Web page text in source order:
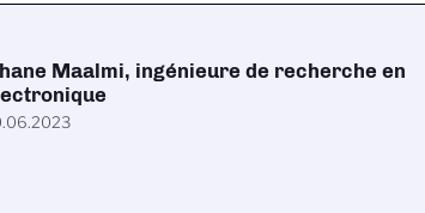
Maalmi, ingénieure de recherche en